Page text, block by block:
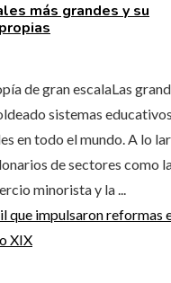
más grandes y su
de gran escalaLas
sistemas
en todo el mundo. A lo
de sectores como
minorista y la ...